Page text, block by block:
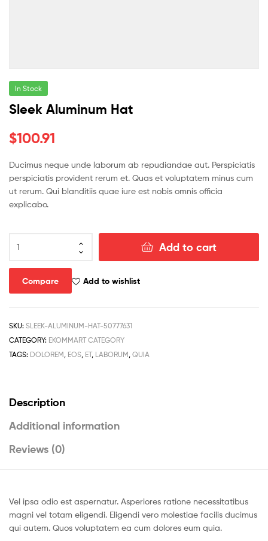
In Stock
Sleek Aluminum Hat
$100.91
Ducimus neque unde laborum ab repudiandae aut. Perspiciatis
perspiciatis provident rerum et. Quas et voluptatem minus cum
ut rerum. Qui blanditiis quae iure est nobis omnis officia
explicabo.
Add to cart
Compare Add to wishlist
SKU: SLEEK-ALUMINUM-HAT-50777631
CATEGORY: EKOMMART CATEGORY
TAGS: DOLOREM, EOS, ET, LABORUM, QUIA
Description
Additional information
Reviews (0)
Vel ipsa odio est aspernatur. Asperiores ratione necessitatibus
magni vel totam eligendi. Eligendi vero molestiae facilis ducimus
qui autem. Quos voluptatem ea cum dolores eum quia.